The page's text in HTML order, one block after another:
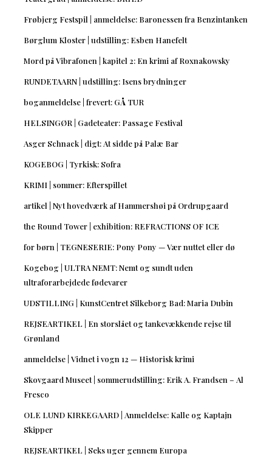
Frøbjerg Festspil | anmeldelse: Baronessen fra Benzintanken
Børglum Kloster | udstilling: Esben Hanefelt
Mord på Vibrafonen | kapitel 2: En krimi af Roxnakowsky
RUNDETAARN | udstilling: Isens brydninger
boganmeldelse | frevert: GÅ TUR
HELSINGØR | Gadeteater: Passage Festival
Asger Schnack | digt: At sidde på Palæ Bar
KOGEBOG | Tyrkisk: Sofra
KRIMI | sommer: Efterspillet
artikel | Nyt hovedværk af Hammershøi på Ordrupgaard
the Round Tower | exhibition: REFRACTIONS OF ICE
for børn | TEGNESERIE: Pony Pony — Vær nuttet eller dø
Kogebog | ULTRA NEMT: Nemt og sundt uden
ultraforarbejdede fødevarer
UDSTILLING | KunstCentret Silkeborg Bad: Maria Dubin
REJSEARTIKEL | En storslået og tankevækkende rejse til
Grønland
anmeldelse | Vidnet i vogn 12 — Historisk krimi
Skovgaard Museet | sommerudstilling: Erik A. Frandsen – Al
Fresco
OLE LUND KIRKEGAARD | Anmeldelse: Kalle og Kaptajn
Skipper
REJSEARTIKEL | Seks uger gennem Europa